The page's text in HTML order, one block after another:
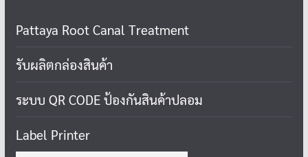
Pattaya Root Canal Treatment
รับผลิตกล่องสินค้า
ระบบ QR CODE ป้องกันสินค้าปลอม
Label Printer